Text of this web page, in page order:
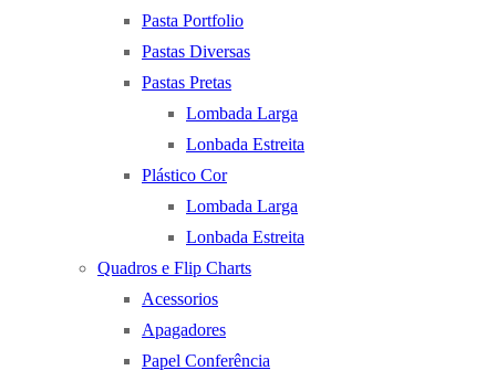
Pasta Portfolio
Pastas Diversas
Pastas Pretas
Lombada Larga
Lonbada Estreita
Plástico Cor
Lombada Larga
Lonbada Estreita
Quadros e Flip Charts
Acessorios
Apagadores
Papel Conferência